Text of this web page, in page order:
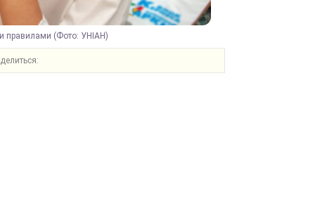
правилами (Фото: УНІАН)